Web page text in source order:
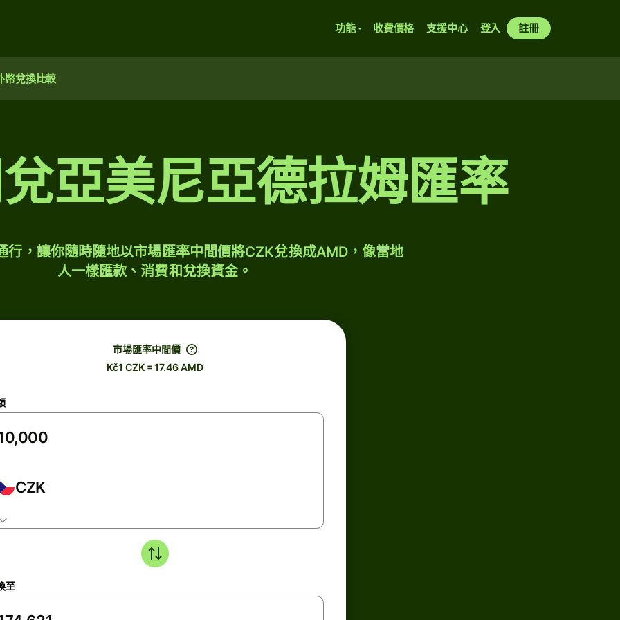
功能 收費價格 支援中心 登入 註冊
幣兌換比較
亞美尼亞德拉姆匯率
行，讓你隨時隨地以市場匯率中間價將CZK兌換成AMD，像當地
人一樣匯款、消費和兌換資金。
市場匯率中間價
Kč1 CZK = 17.46 AMD
CZK
至